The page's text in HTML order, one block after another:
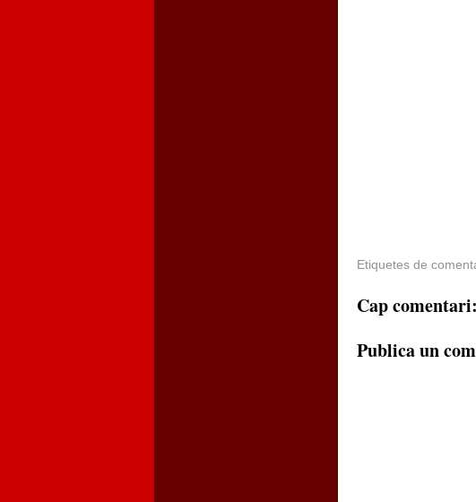
Etiquetes de
Cap comentari:
Publica un